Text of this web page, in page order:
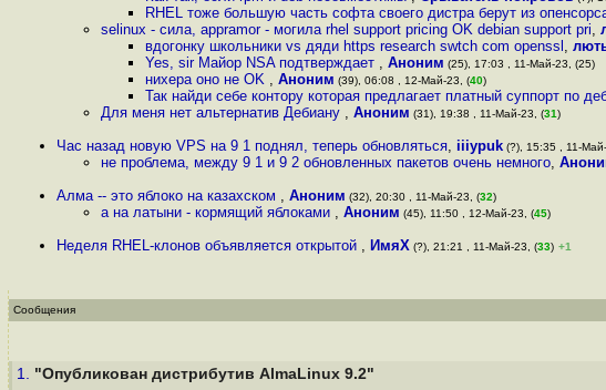
RHEL тоже большую часть софта своего дистра берут из
selinux - сила, appramor - могила rhel support pricing OK debian support pri,
вдогонку школьники vs дяди https research swtch com openssl ,
Yes, sir Майор NSA подтверждает , Аноним (25), 17:03 , 11-Май-23, (25)
нихера оно не OK , Аноним (39), 06:08 , 12-Май-23, (40)
Так найди себе контору которая предлагает платный суппорт по
Для меня нет альтернатив Дебиану , Аноним (31), 19:38 , 11-Май-23, (31)
Час назад новую VPS на 9 1 поднял, теперь обновляться, iiiypuk (?), 15:35 , 11-
не проблема, между 9 1 и 9 2 обновленных пакетов очень немного,
Алма -- это яблоко на казахском , Аноним (32), 20:30 , 11-Май-23, (32)
а на латыни - кормящий яблоками , Аноним (45), 11:50 , 12-Май-23, (45)
Неделя RHEL-клонов объявляется открытой , ИмяХ (?), 21:21 , 11-Май-23, (33) +1
Сообщения
1. "Опубликован дистрибутив AlmaLinux 9.2"